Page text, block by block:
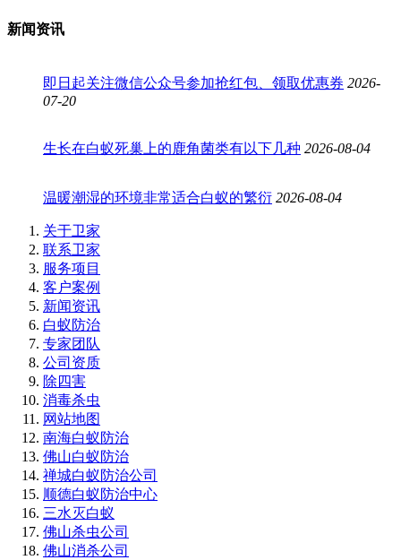
新闻资讯
即日起关注微信公众号参加抢红包、领取优惠券 2026-
07-20
生长在白蚁死巢上的鹿角菌类有以下几种 2026-08-04
温暖潮湿的环境非常适合白蚁的繁衍 2026-08-04
关于卫家
联系卫家
服务项目
客户案例
新闻资讯
白蚁防治
专家团队
公司资质
除四害
消毒杀虫
网站地图
南海白蚁防治
佛山白蚁防治
禅城白蚁防治公司
顺德白蚁防治中心
三水灭白蚁
佛山杀虫公司
佛山消杀公司